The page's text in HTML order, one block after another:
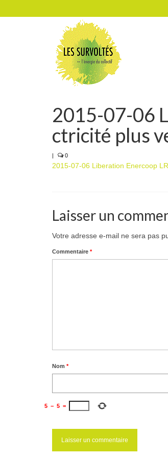
2015-07-06
ctricité plus
| 0
2015-07-06 Liberation Enercoop
Laisser un
Votre adresse e-mail ne sera pas
Commentaire *
Nom *
5 − 5 =